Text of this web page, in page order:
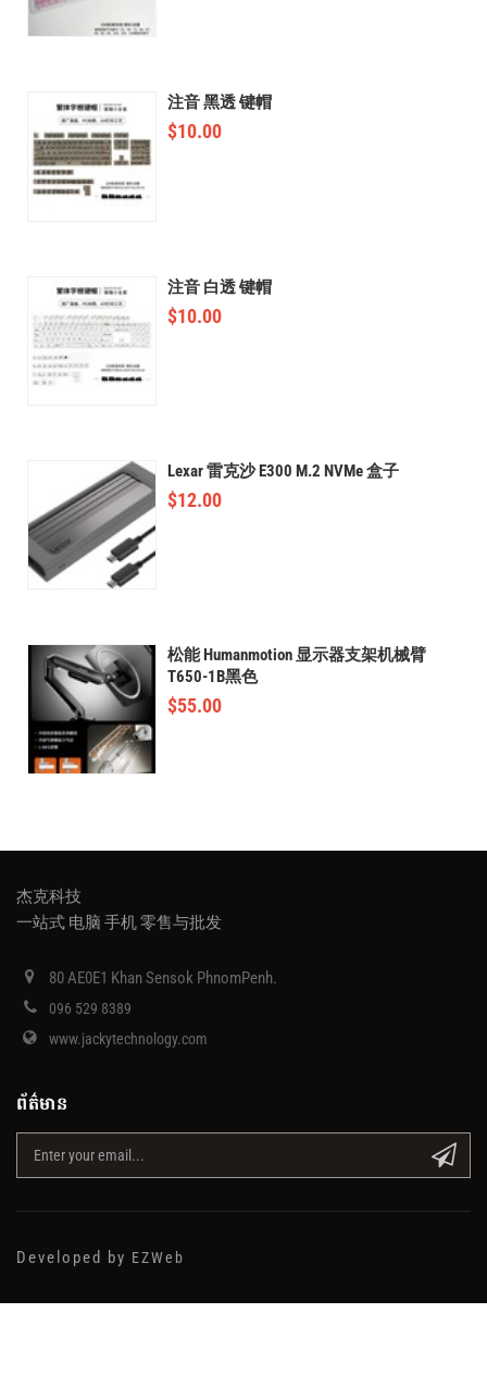
注音 黑透 键帽
$10.00
注音 白透 键帽
$10.00
Lexar 雷克沙 E300 M.2 NVMe 盒子
$12.00
松能 Humanmotion 显示器支架机械臂
T650-1B黑色
$55.00
杰克科技
一站式 电脑 手机 零售与批发
80 AE0E1 Khan Sensok PhnomPenh.
096 529 8389
www.jackytechnology.com
ព័ត៌មាន
Developed by EZWeb